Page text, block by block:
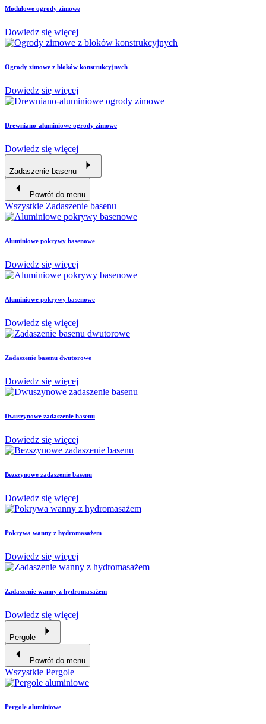
Modułowe ogrody zimowe
Dowiedz się więcej
Ogrody zimowe z bloków konstrukcyjnych
Dowiedz się więcej
Drewniano-aluminiowe ogrody zimowe
Dowiedz się więcej
Zadaszenie basenu
Powrót do menu
Wszystkie Zadaszenie basenu
Aluminiowe pokrywy basenowe
Dowiedz się więcej
Aluminiowe pokrywy basenowe
Dowiedz się więcej
Zadaszenie basenu dwutorowe
Dowiedz się więcej
Dwuszynowe zadaszenie basenu
Dowiedz się więcej
Bezszynowe zadaszenie basenu
Dowiedz się więcej
Pokrywa wanny z hydromasażem
Dowiedz się więcej
Zadaszenie wanny z hydromasażem
Dowiedz się więcej
Pergole
Powrót do menu
Wszystkie Pergole
Pergole aluminiowe